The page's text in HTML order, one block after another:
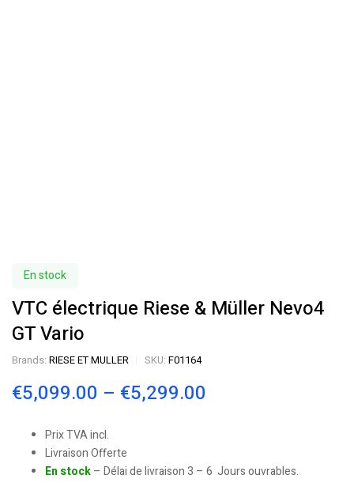
En stock
VTC électrique Riese & Müller Nevo4
GT Vario
Brands: RIESE ET MULLER SKU: F01164
€5,099.00 – €5,299.00
Prix TVA incl.
Livraison Offerte
En stock– Délai de livraison 3 – 6 Jours ouvrables.